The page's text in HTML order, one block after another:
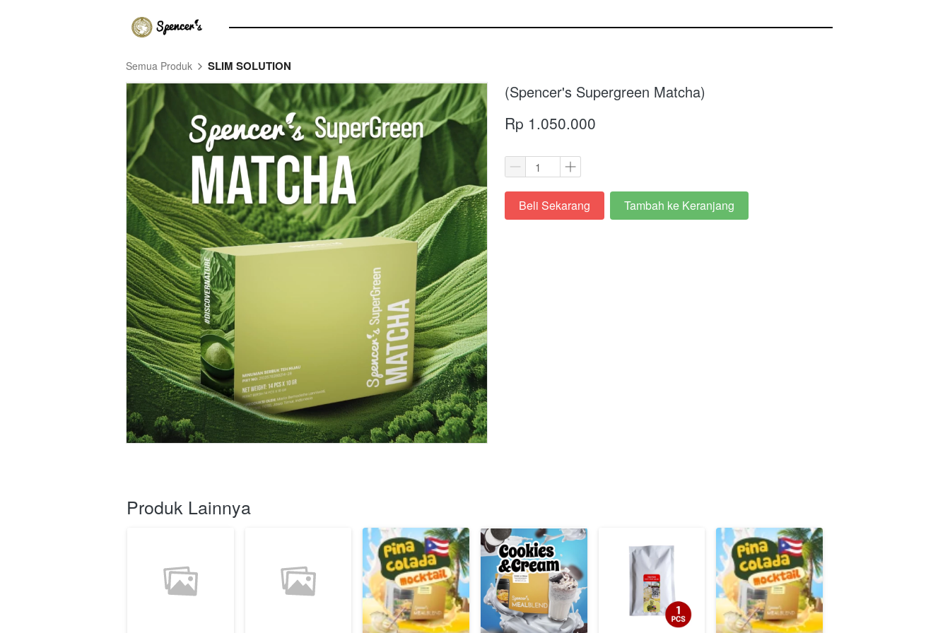
Semua Produk SLIM SOLUTION
(Spencer's Supergreen Matcha)
Rp 1.050.000
`Beli Sekarang `
Tambah ke Keranjang
Produk Lainnya